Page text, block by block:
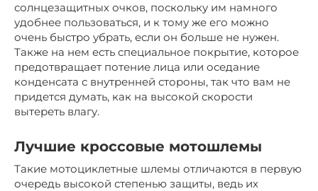
солнцезащитных очков, поскольку им намного
удобнее пользоваться, и к тому же его можно
очень быстро убрать, если он больше не нужен.
Также на нем есть специальное покрытие, которое
предотвращает потение лица или оседание
конденсата с внутренней стороны, так что вам не
придется думать, как на высокой скорости
вытереть влагу.
Лучшие кроссовые мотошлемы
Такие мотоциклетные шлемы отличаются в первую
очередь высокой степенью защиты, ведь их